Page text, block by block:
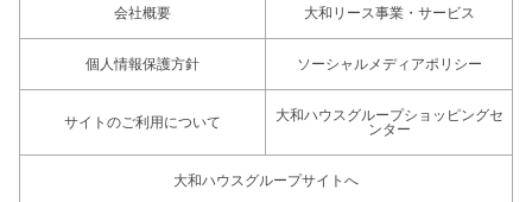
会社概要 大和リース事業・サービス
個人情報保護方針 ソーシャルメディアポリシー
サイトのご利用について
大和ハウスグループショッピングセ
ンター
大和ハウスグループサイトへ